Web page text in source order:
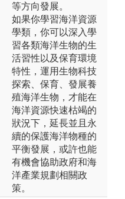
等方向發展。
如果你學習海洋資源
學類，你可以深入學
習各類海洋生物的生
活習性以及保育環境
特性，運用生物科技
探索、保育、發展養
殖海洋生物，才能在
海洋資源快速枯竭的
狀況下，延長並且永
續的保護海洋物種的
平衡發展，或許也能
有機會協助政府和海
洋產業規劃相關政
策。